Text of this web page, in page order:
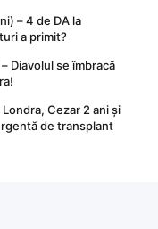
– 4 de DA la
a primit?
Diavolul se îmbracă
Cezar 2 ani și
de transplant